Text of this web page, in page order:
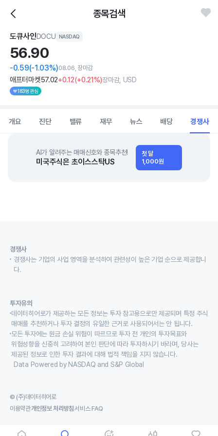
종목검색
도큐사인DOCU NASDAQ
56.90
-0.59(-1.03%)08.06, 장마감
애프터마켓57.02+0.12(+0.21%)장마감, USD
183명 관심
개요 진단 밸류 재무 뉴스 배당 경쟁사
AI가 알려주는 매매신호와 종목추천!
미국주식은 초이스스탁US
첫 달
1,000원
경쟁사
경쟁사는 기업의 사업 영역을 분석하여 관련성이 높은 기업 순으로 제공합니
다.
투자유의
데이터히어로가 제공하는 모든 정보는 투자 참고용으로만 제공되며 특정 주식
매매를 추천하거나 투자 결정의 유일한 근거로 사용되어서는 안 됩니다.
모든 투자에는 원금 손실 위험이 따르므로 투자 전 개인의 투자목표와
위험성향을 신중히 고려하여 본인 판단에 따라 투자하시기 바라며, 당사는
제공된 정보로 인한 투자 결과에 대해 법적 책임을 지지 않습니다.
Data Powered by NASDAQ and S&P Global
© (주)데이터히어로
이용약관개인정보 처리방침서비스 FAQ